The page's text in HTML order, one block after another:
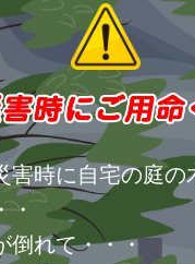
害時に自宅の庭の
・
倒れて・・・